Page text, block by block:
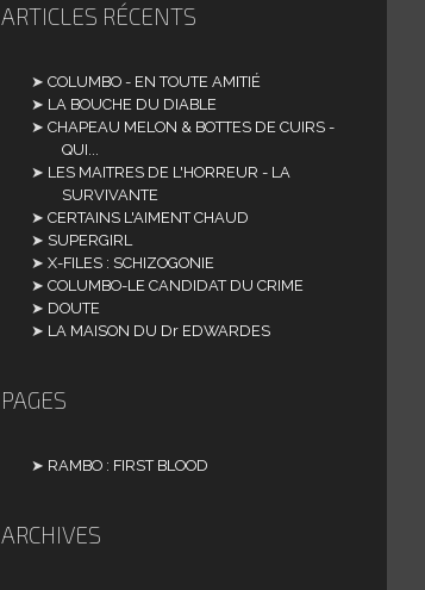
ARTICLES RÉCENTS
COLUMBO - EN TOUTE AMITIÉ
LA BOUCHE DU DIABLE
CHAPEAU MELON & BOTTES DE CUIRS -
QUI...
LES MAITRES DE L'HORREUR - LA
SURVIVANTE
CERTAINS L'AIMENT CHAUD
SUPERGIRL
X-FILES : SCHIZOGONIE
COLUMBO-LE CANDIDAT DU CRIME
DOUTE
LA MAISON DU Dr EDWARDES
PAGES
RAMBO : FIRST BLOOD
ARCHIVES